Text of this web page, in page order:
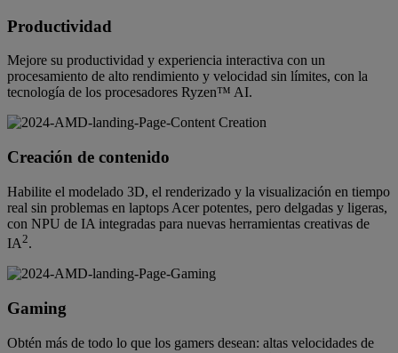
Productividad
Mejore su productividad y experiencia interactiva con un
procesamiento de alto rendimiento y velocidad sin límites, con la
tecnología de los procesadores Ryzen™ AI.
Creación de contenido
Habilite el modelado 3D, el renderizado y la visualización en tiempo
real sin problemas en laptops Acer potentes, pero delgadas y ligeras,
con NPU de IA integradas para nuevas herramientas creativas de
IA 2.
Gaming
Obtén más de todo lo que los gamers desean: altas velocidades de